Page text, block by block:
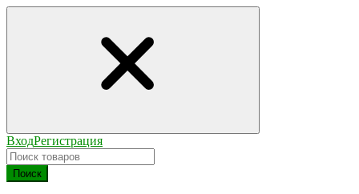
ВходРегистрация
Поиск